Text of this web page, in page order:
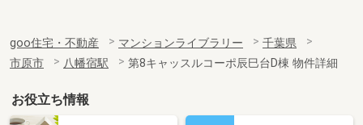
goo住宅・不動産 マンションライブラリー
千葉県
市原市
八幡宿駅 第8キャッスルコーポ辰巳台D棟 物件詳細
お役立ち情報